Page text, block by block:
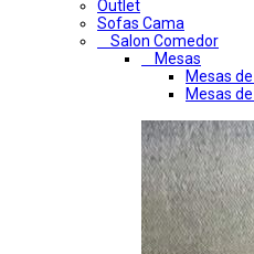
Outlet
Sofas Cama
Salon Comedor
Mesas
Mesas
Mesas